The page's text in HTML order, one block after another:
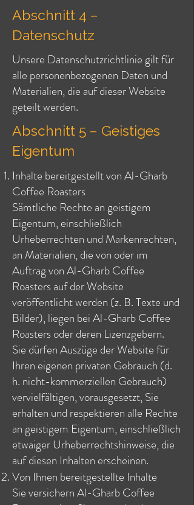
Abschnitt 4 –
Datenschutz
Unsere Datenschutzrichtlinie gilt für
alle personenbezogenen Daten und
Materialien, die auf dieser Website
geteilt werden.
Abschnitt 5 – Geistiges
Eigentum
Inhalte bereitgestellt von Al-Gharb
Coffee Roasters
Sämtliche Rechte an geistigem
Eigentum, einschließlich
Urheberrechten und Markenrechten,
an Materialien, die von oder im
Auftrag von Al-Gharb Coffee
Roasters auf der Website
veröffentlicht werden (z. B. Texte und
Bilder), liegen bei Al-Gharb Coffee
Roasters oder deren Lizenzgebern.
Sie dürfen Auszüge der Website für
Ihren eigenen privaten Gebrauch (d.
h. nicht-kommerziellen Gebrauch)
vervielfältigen, vorausgesetzt, Sie
erhalten und respektieren alle Rechte
an geistigem Eigentum, einschließlich
etwaiger Urheberrechtshinweise, die
auf diesen Inhalten erscheinen.
Von Ihnen bereitgestellte Inhalte
Sie versichern Al-Gharb Coffee